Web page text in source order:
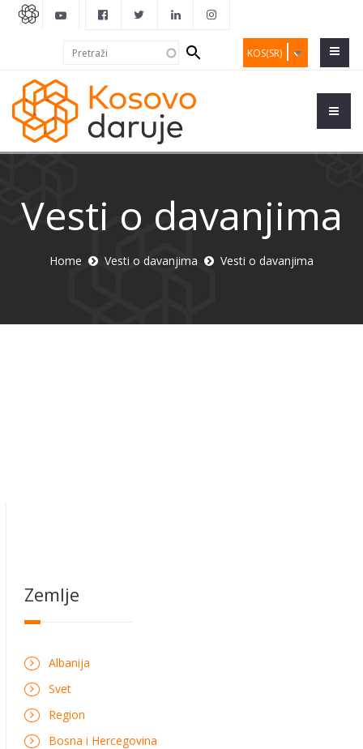
KOS(SR)
Search
form
Vesti o davanjima
Home Vesti o davanjima Vesti o davanjima
Zemlje
Albanija
Svet
Region
Bosna i Hercegovina